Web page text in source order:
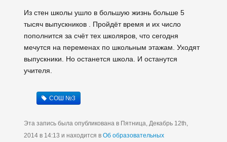
Из стен школы ушло в большую жизнь больше 5
тысяч выпускников . Пройдёт время и их число
пополнится за счёт тех школяров, что сегодня
мечутся на переменах по школьным этажам. Уходят
выпускники. Но останется школа. И останутся
учителя.
СОШ №3
Эта запись была опубликована в Пятница, Декабрь 12th,
2014 в 14:13 и находится в Об образовательных